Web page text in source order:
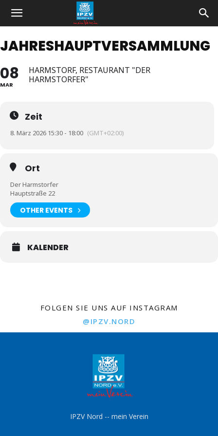
JAHRESHAUPTVERSAMMLUNG
08
MAR
HARMSTORF, RESTAURANT "DER
HARMSTORFER"
Zeit
8. März 2026 15:30 - 18:00 (GMT+02:00)
Ort
Der Harmstorfer
Hauptstraße 22
OTHER EVENTS
KALENDER
FOLGEN SIE UNS AUF INSTAGRAM
@IPZV.NORD
IPZV Nord -- mein Verein